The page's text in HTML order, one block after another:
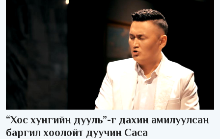
“Хос хунгийн дууль”-г дахин амилуулсан
баргил хоолойт дуучин Саса